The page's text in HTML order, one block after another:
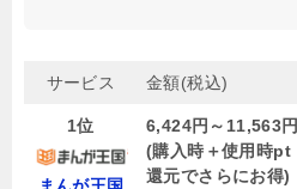
サービス 金額(税込)
1位
6,424円～11,563円
(購入時＋使用時pt
還元でさらにお得)